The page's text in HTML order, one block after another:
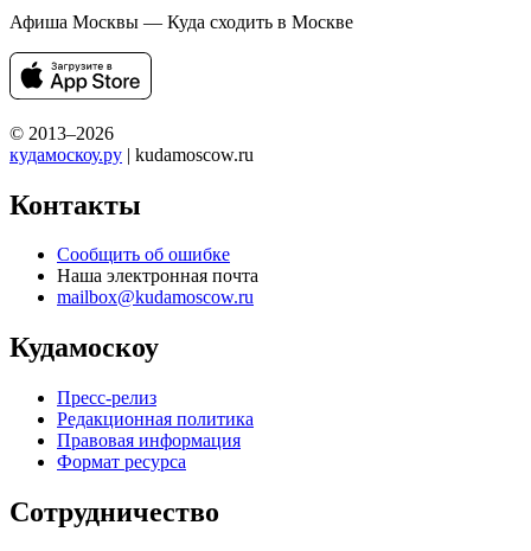
Афиша Москвы — Куда сходить в Москве
© 2013–2026
кудамоскоу.ру | kudamoscow.ru
Контакты
Сообщить об ошибке
Наша электронная почта
mailbox@kudamoscow.ru
Кудамоскоу
Пресс-релиз
Редакционная политика
Правовая информация
Формат ресурса
Сотрудничество